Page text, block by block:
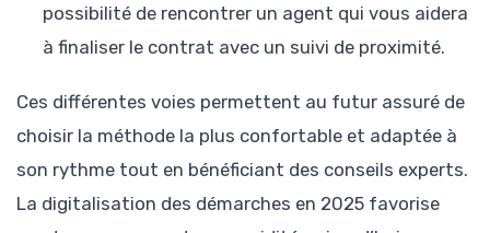
possibilité de rencontrer un agent qui vous aidera
à finaliser le contrat avec un suivi de proximité.
Ces différentes voies permettent au futur assuré de
choisir la méthode la plus confortable et adaptée à
son rythme tout en bénéficiant des conseils experts.
La digitalisation des démarches en 2025 favorise